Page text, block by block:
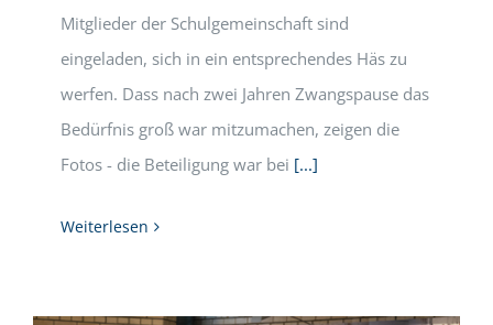
Mitglieder der Schulgemeinschaft sind
eingeladen, sich in ein entsprechendes Häs zu
werfen. Dass nach zwei Jahren Zwangspause das
Bedürfnis groß war mitzumachen, zeigen die
Fotos - die Beteiligung war bei [...]
Weiterlesen